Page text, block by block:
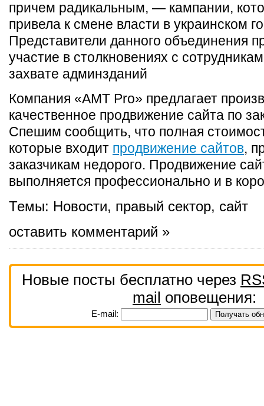
причем радикальным, — кампании,
привела к смене власти в украинском
Представители данного объединения
участие в столкновениях с
захвате админзданий
Компания «AMT Pro» предлагает
качественное продвижение сайта по
Спешим сообщить, что полная
которые входит продвижение сайтов,
заказчикам недорого. Продвижение
выполняется профессионально и в
Темы: Новости, правый сектор, сайт
оставить комментарий »
Новые посты бесплатно через
mail оповещения:
E-mail: